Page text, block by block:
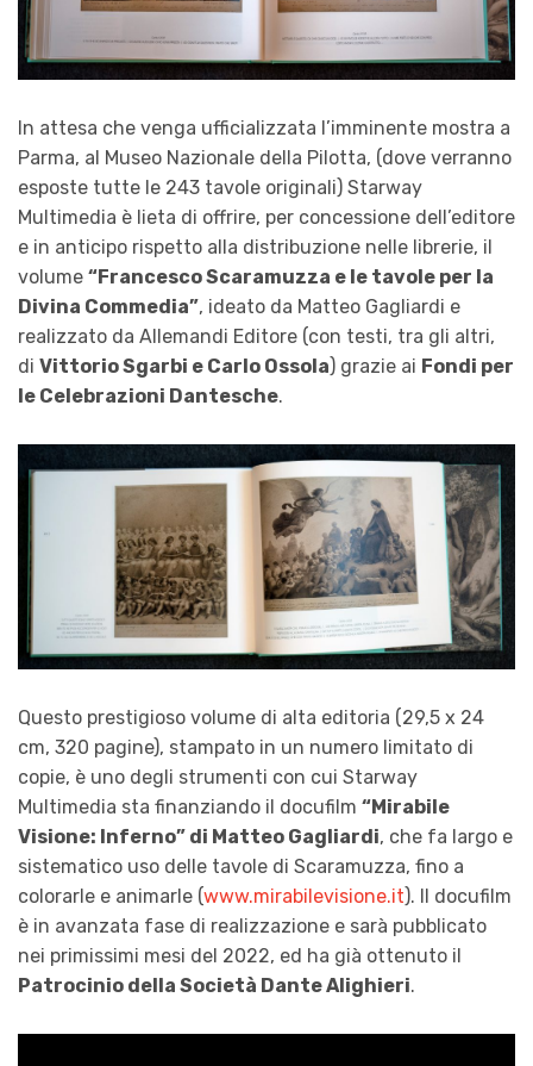
In attesa che venga ufficializzata l’imminente mostra a
Parma, al Museo Nazionale della Pilotta, (dove verranno
esposte tutte le 243 tavole originali) Starway
Multimedia è lieta di offrire, per concessione dell’editore
e in anticipo rispetto alla distribuzione nelle librerie, il
volume “Francesco Scaramuzza e le tavole per la
Divina Commedia”, ideato da Matteo Gagliardi e
realizzato da Allemandi Editore (con testi, tra gli altri,
di Vittorio Sgarbi e Carlo Ossola) grazie ai Fondi per
le Celebrazioni Dantesche.
Questo prestigioso volume di alta editoria (29,5 x 24
cm, 320 pagine), stampato in un numero limitato di
copie, è uno degli strumenti con cui Starway
Multimedia sta finanziando il docufilm “Mirabile
Visione: Inferno” di Matteo Gagliardi, che fa largo e
sistematico uso delle tavole di Scaramuzza, fino a
colorarle e animarle (www.mirabilevisione.it). Il docufilm
è in avanzata fase di realizzazione e sarà pubblicato
nei primissimi mesi del 2022, ed ha già ottenuto il
Patrocinio della Società Dante Alighieri.